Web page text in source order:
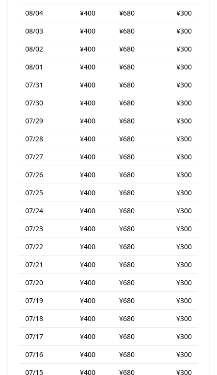
08/04 ¥400 ¥680
¥300
08/03
¥400 ¥680
¥300
08/02
¥400 ¥680
¥300
08/01
¥400 ¥680
¥300
07/31
¥400 ¥680
¥300
07/30
¥400 ¥680
¥300
07/29
¥400 ¥680
¥300
07/28
¥400 ¥680
¥300
07/27
¥400 ¥680
¥300
07/26
¥400 ¥680
¥300
07/25
¥400 ¥680
¥300
07/24
¥400 ¥680
¥300
07/23
¥400 ¥680
¥300
07/22
¥400 ¥680
¥300
07/21
¥400 ¥680
¥300
07/20
¥400 ¥680
¥300
07/19
¥400 ¥680
¥300
07/18
¥400 ¥680
¥300
07/17
¥400 ¥680
¥300
07/16
¥400 ¥680
¥300
07/15
¥400 ¥680
¥300